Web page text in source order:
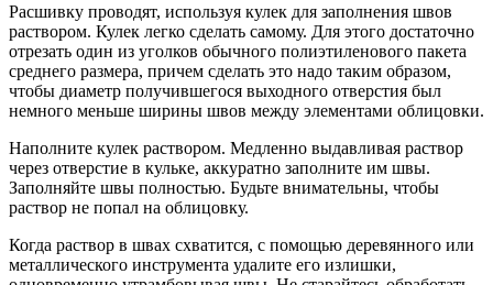
Расшивку проводят, используя кулек для заполнения швов
раствором. Кулек легко сделать самому. Для этого достаточно
отрезать один из уголков обычного полиэтиленового пакета
среднего размера, причем сделать это надо таким образом,
чтобы диаметр получившегося выходного отверстия был
немного меньше ширины швов между элементами облицовки.
Наполните кулек раствором. Медленно выдавливая раствор
через отверстие в кульке, аккуратно заполните им швы.
Заполняйте швы полностью. Будьте внимательны, чтобы
раствор не попал на облицовку.
Когда раствор в швах схватится, с помощью деревянного или
металлического инструмента удалите его излишки,